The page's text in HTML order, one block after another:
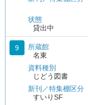
状態
貸出中
9
所蔵館
名東
資料種別
じどう図書
新刊／特集棚区分
すいりSF